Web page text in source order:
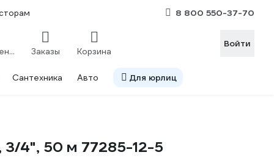
8 800 550-37-70
Сравнение Заказы Корзина
Войти
Сантехника Авто Для юрлиц
3/4", 50 м 77285-12-5